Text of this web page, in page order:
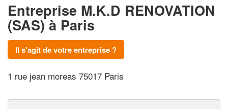
Entreprise M.K.D RENOVATION
(SAS)à Paris
Il s'agit de votre entreprise ?
1 rue jean moreas 75017 Paris